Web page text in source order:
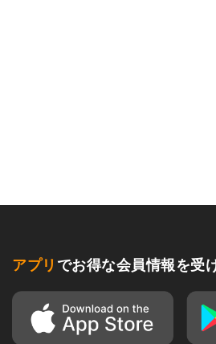
アプリ でお得な会員情報を受